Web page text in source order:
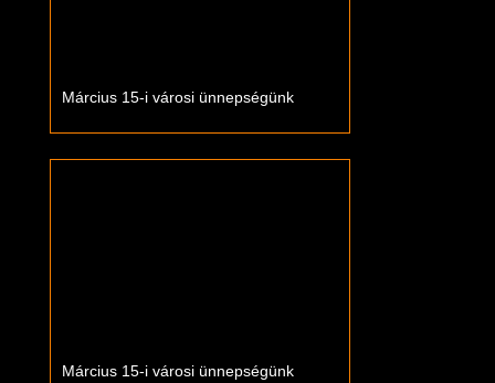
Március 15-i városi ünnepségünk
Március 15-i városi ünnepségünk